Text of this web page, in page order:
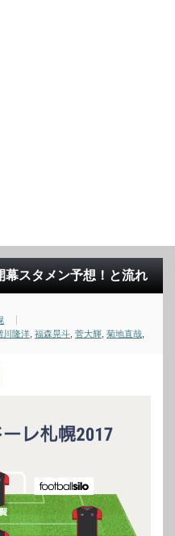
幕スタメン予想！と流れ
川隆洋 福森晃斗 菅大輝 菊地直哉